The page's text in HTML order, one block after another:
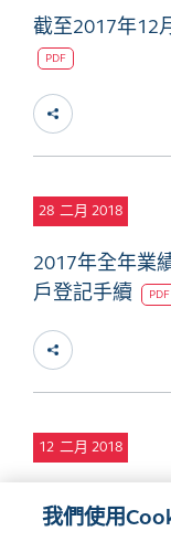
截至2017年12
PDF
28 二月 2018
2017年全年業
戶登記手續
PDF
12 二月 2018
董事變動
我們使用